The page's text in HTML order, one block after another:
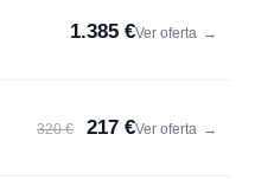
1.385 €Ver oferta →
320 € 217 €Ver oferta →